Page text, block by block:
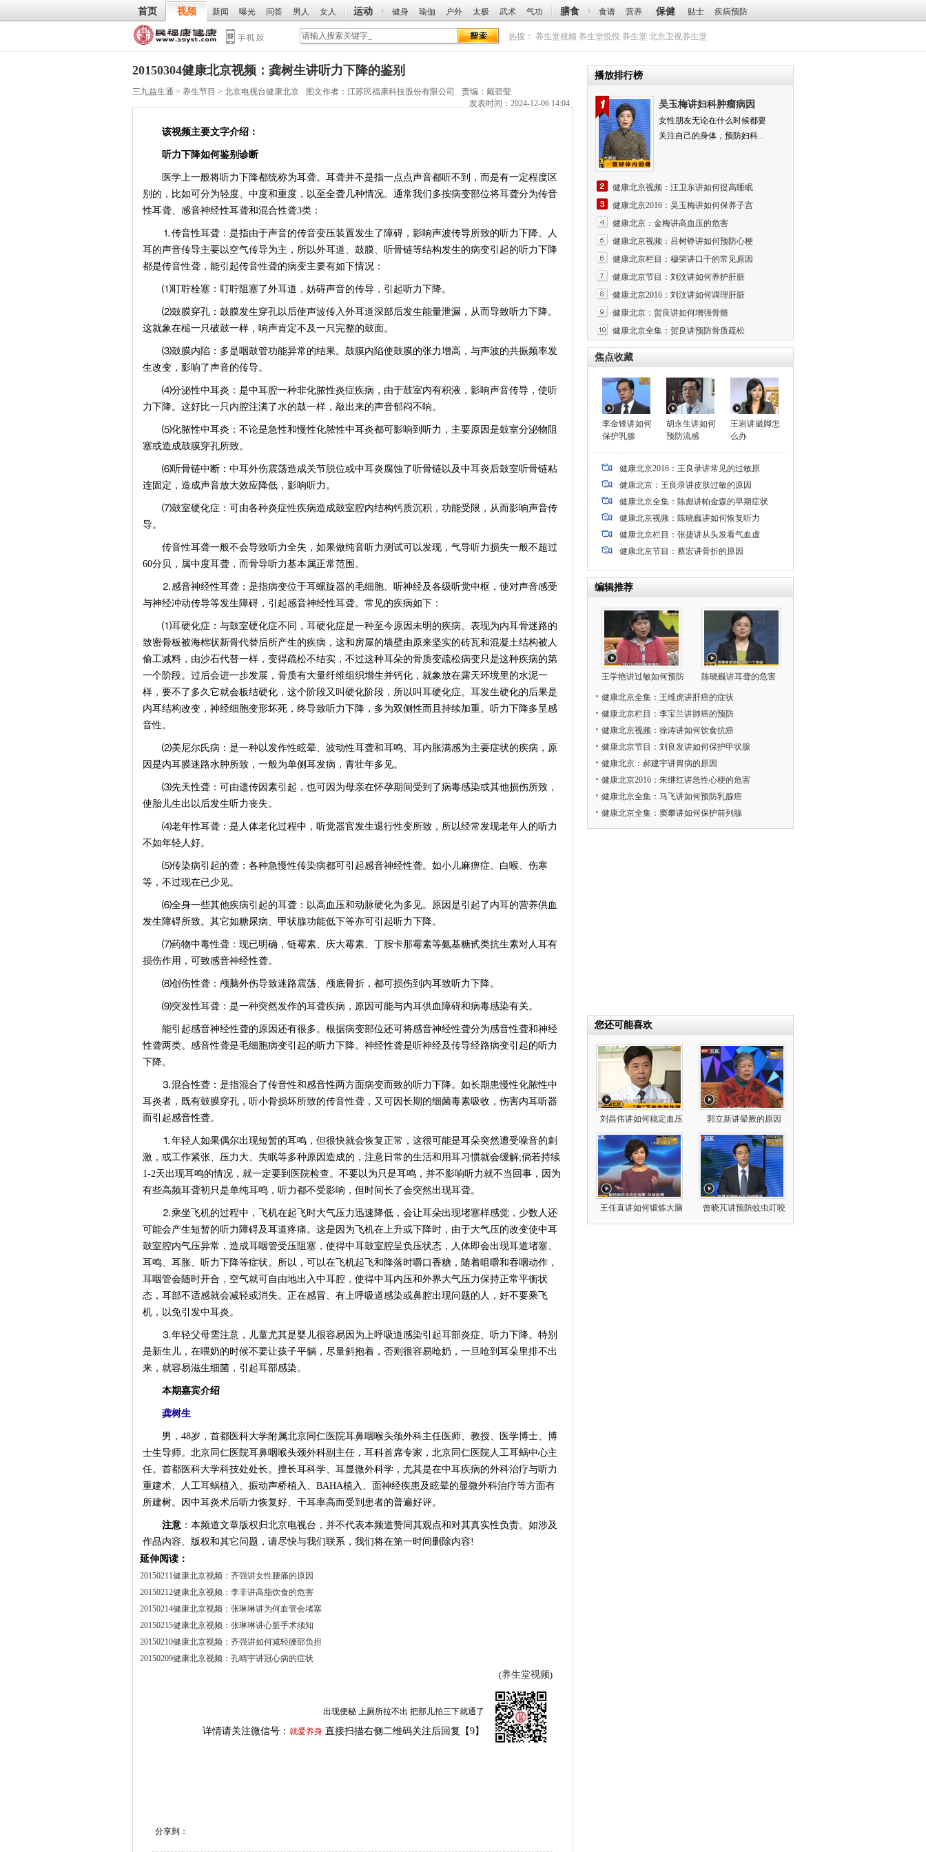
首页 视频 新闻 曝光 问答 男人 女人 运动 健身 瑜伽 户外 太极 武术 气功 膳食 食谱 营养 保健 贴士 疾病预防
热搜： 养生堂视频 养生堂悦悦 养生堂 北京卫视养生堂
20150304健康北京视频：龚树生讲听力下降的鉴别
三九益生通 > 养生节目 > 北京电视台健康北京 图文作者： 江苏民福康科技股份有限公司
责编：戴碧莹
发表时间：2024-12-06 14:04
该视频主要文字介绍：
听力下降如何鉴别诊断
医学上一般将听力下降都统称为耳聋。耳聋并不是指一点点声音都听不到，而是有一定程度区
别的，比如可分为轻度、中度和重度，以至全聋几种情况。通常我们多按病变部位将耳聋分为传音
性耳聋、感音神经性耳聋和混合性聋3类：
⒈传音性耳聋：是指由于声音的传音变压装置发生了障碍，影响声波传导所致的听力下降。人
耳的声音传导主要以空气传导为主，所以外耳道、鼓膜、听骨链等结构发生的病变引起的听力下降
都是传音性聋，能引起传音性聋的病变主要有如下情况：
⑴耵聍栓塞：耵聍阻塞了外耳道，妨碍声音的传导，引起听力下降。
⑵鼓膜穿孔：鼓膜发生穿孔以后使声波传入外耳道深部后发生能量泄漏，从而导致听力下降。
这就象在槌一只破鼓一样，响声肯定不及一只完整的鼓面。
⑶鼓膜内陷：多是咽鼓管功能异常的结果。鼓膜内陷使鼓膜的张力增高，与声波的共振频率发
生改变，影响了声音的传导。
⑷分泌性中耳炎：是中耳腔一种非化脓性炎症疾病，由于鼓室内有积液，影响声音传导，使听
力下降。这好比一只内腔注满了水的鼓一样，敲出来的声音郁闷不响。
⑸化脓性中耳炎：不论是急性和慢性化脓性中耳炎都可影响到听力，主要原因是鼓室分泌物阻
塞或造成鼓膜穿孔所致。
⑹听骨链中断：中耳外伤震荡造成关节脱位或中耳炎腐蚀了听骨链以及中耳炎后鼓室听骨链粘
连固定，造成声音放大效应降低，影响听力。
⑺鼓室硬化症：可由各种炎症性疾病造成鼓室腔内结构钙质沉积，功能受限，从而影响声音传
导。
传音性耳聋一般不会导致听力全失，如果做纯音听力测试可以发现，气导听力损失一般不超过
60分贝，属中度耳聋，而骨导听力基本属正常范围。
⒉感音神经性耳聋：是指病变位于耳螺旋器的毛细胞、听神经及各级听觉中枢，使对声音感受
与神经冲动传导等发生障碍，引起感音神经性耳聋。常见的疾病如下：
⑴耳硬化症：与鼓室硬化症不同，耳硬化症是一种至今原因未明的疾病。表现为内耳骨迷路的
致密骨板被海棉状新骨代替后所产生的疾病，这和房屋的墙壁由原来坚实的砖瓦和混凝土结构被人
偷工减料，由沙石代替一样，变得疏松不结实，不过这种耳朵的骨质变疏松病变只是这种疾病的第
一个阶段。过后会进一步发展，骨质有大量纤维组织增生并钙化，就象放在露天环境里的水泥一
样，要不了多久它就会板结硬化，这个阶段又叫硬化阶段，所以叫耳硬化症。耳发生硬化的后果是
内耳结构改变，神经细胞变形坏死，终导致听力下降，多为双侧性而且持续加重。听力下降多呈感
音性。
⑵美尼尔氏病：是一种以发作性眩晕、波动性耳聋和耳鸣、耳内胀满感为主要症状的疾病，原
因是内耳膜迷路水肿所致，一般为单侧耳发病，青壮年多见。
⑶先天性聋：可由遗传因素引起，也可因为母亲在怀孕期间受到了病毒感染或其他损伤所致，
使胎儿生出以后发生听力丧失。
⑷老年性耳聋：是人体老化过程中，听觉器官发生退行性变所致，所以经常发现老年人的听力
不如年轻人好。
⑸传染病引起的聋：各种急慢性传染病都可引起感音神经性聋。如小儿麻痹症、白喉、伤寒
等，不过现在已少见。
⑹全身一些其他疾病引起的耳聋：以高血压和动脉硬化为多见。原因是引起了内耳的营养供血
发生障碍所致。其它如糖尿病、甲状腺功能低下等亦可引起听力下降。
⑺药物中毒性聋：现已明确，链霉素、庆大霉素、丁胺卡那霉素等氨基糖甙类抗生素对人耳有
损伤作用，可致感音神经性聋。
⑻创伤性聋：颅脑外伤导致迷路震荡、颅底骨折，都可损伤到内耳致听力下降。
⑼突发性耳聋：是一种突然发作的耳聋疾病，原因可能与内耳供血障碍和病毒感染有关。
能引起感音神经性聋的原因还有很多。根据病变部位还可将感音神经性聋分为感音性聋和神经
性聋两类。感音性聋是毛细胞病变引起的听力下降。神经性聋是听神经及传导经路病变引起的听力
下降。
⒊混合性聋：是指混合了传音性和感音性两方面病变而致的听力下降。如长期患慢性化脓性中
耳炎者，既有鼓膜穿孔，听小骨损坏所致的传音性聋，又可因长期的细菌毒素吸收，伤害内耳听器
而引起感音性聋。
⒈年轻人如果偶尔出现短暂的耳鸣，但很快就会恢复正常，这很可能是耳朵突然遭受噪音的刺
激，或工作紧张、压力大、失眠等多种原因造成的，注意日常的生活和用耳习惯就会缓解;倘若持续
1-2天出现耳鸣的情况，就一定要到医院检查。不要以为只是耳鸣，并不影响听力就不当回事，因为
有些高频耳聋初只是单纯耳鸣，听力都不受影响，但时间长了会突然出现耳聋。
⒉乘坐飞机的过程中，飞机在起飞时大气压力迅速降低，会让耳朵出现堵塞样感觉，少数人还
可能会产生短暂的听力障碍及耳道疼痛。这是因为飞机在上升或下降时，由于大气压的改变使中耳
鼓室腔内气压异常，造成耳咽管受压阻塞，使得中耳鼓室腔呈负压状态，人体即会出现耳道堵塞、
耳鸣、耳胀、听力下降等症状。所以，可以在飞机起飞和降落时嚼口香糖，随着咀嚼和吞咽动作，
耳咽管会随时开合，空气就可自由地出入中耳腔，使得中耳内压和外界大气压力保持正常平衡状
态，耳部不适感就会减轻或消失。正在感冒、有上呼吸道感染或鼻腔出现问题的人，好不要乘飞
机，以免引发中耳炎。
⒊年轻父母需注意，儿童尤其是婴儿很容易因为上呼吸道感染引起耳部炎症、听力下降。特别
是新生儿，在喂奶的时候不要让孩子平躺，尽量斜抱着，否则很容易呛奶，一旦呛到耳朵里排不出
来，就容易滋生细菌，引起耳部感染。
本期嘉宾介绍
龚树生
男，48岁，首都医科大学附属北京同仁医院耳鼻咽喉头颈外科主任医师、教授、医学博士、博
士生导师。北京同仁医院耳鼻咽喉头颈外科副主任，耳科首席专家，北京同仁医院人工耳蜗中心主
任。首都医科大学科技处处长。擅长耳科学、耳显微外科学，尤其是在中耳疾病的外科治疗与听力
重建术、人工耳蜗植入、振动声桥植入、BAHA植入、面神经疾患及眩晕的显微外科治疗等方面有
所建树。因中耳炎术后听力恢复好、干耳率高而受到患者的普遍好评。
注意 ：本频道文章版权归北京电视台，并不代表本频道赞同其观点和对其真实性负责。如涉及
作品内容、版权和其它问题，请尽快与我们联系，我们将在第一时间删除内容!
延伸阅读：
20150211健康北京视频：齐强讲女性腰痛的原因
20150212健康北京视频：李非讲高脂饮食的危害
20150214健康北京视频：张琳琳讲为何血管会堵塞
20150215健康北京视频：张琳琳讲心脏手术须知
20150210健康北京视频：齐强讲如何减轻腰部负担
20150209健康北京视频：孔晴宇讲冠心病的症状
(养生堂视频)
出现便秘 上厕所拉不出 把那儿拍三下就通了
详情请关注微信号： 就爱养身 直接扫描右侧二维码关注后回复【9】
分享到：
播放排行榜
吴玉梅讲妇科肿瘤病因
女性朋友无论在什么时候都要
关注自己的身体，预防妇科...
健康北京视频：汪卫东讲如何提高睡眠
健康北京2016：吴玉梅讲如何保养子宫
健康北京：金梅讲高血压的危害
健康北京视频：吕树铮讲如何预防心梗
健康北京栏目：穆荣讲口干的常见原因
健康北京节目：刘汶讲如何养护肝脏
健康北京2016：刘汶讲如何调理肝脏
健康北京：贺良讲如何增强骨骼
健康北京全集：贺良讲预防骨质疏松
焦点收藏
李金锋讲如何
保护乳腺
胡永生讲如何
预防流感
王岩讲崴脚怎
么办
健康北京2016：王良录讲常见的过敏原
健康北京：王良录讲皮肤过敏的原因
健康北京全集：陈彪讲帕金森的早期症状
健康北京视频：陈晓巍讲如何恢复听力
健康北京栏目：张捷讲从头发看气血虚
健康北京节目：蔡宏讲骨折的原因
编辑推荐
王学艳讲过敏如何预防 陈晓巍讲耳聋的危害
健康北京全集：王维虎讲肝癌的症状
健康北京栏目：李宝兰讲肺癌的预防
健康北京视频：徐涛讲如何饮食抗癌
健康北京节目：刘良发讲如何保护甲状腺
健康北京：郝建宇讲胃病的原因
健康北京2016：朱继红讲急性心梗的危害
健康北京全集：马飞讲如何预防乳腺癌
健康北京全集：窦攀讲如何保护前列腺
您还可能喜欢
刘昌伟讲如何稳定血压 郭立新讲晕厥的原因
王任直讲如何锻炼大脑 曾晓芃讲预防蚊虫叮咬